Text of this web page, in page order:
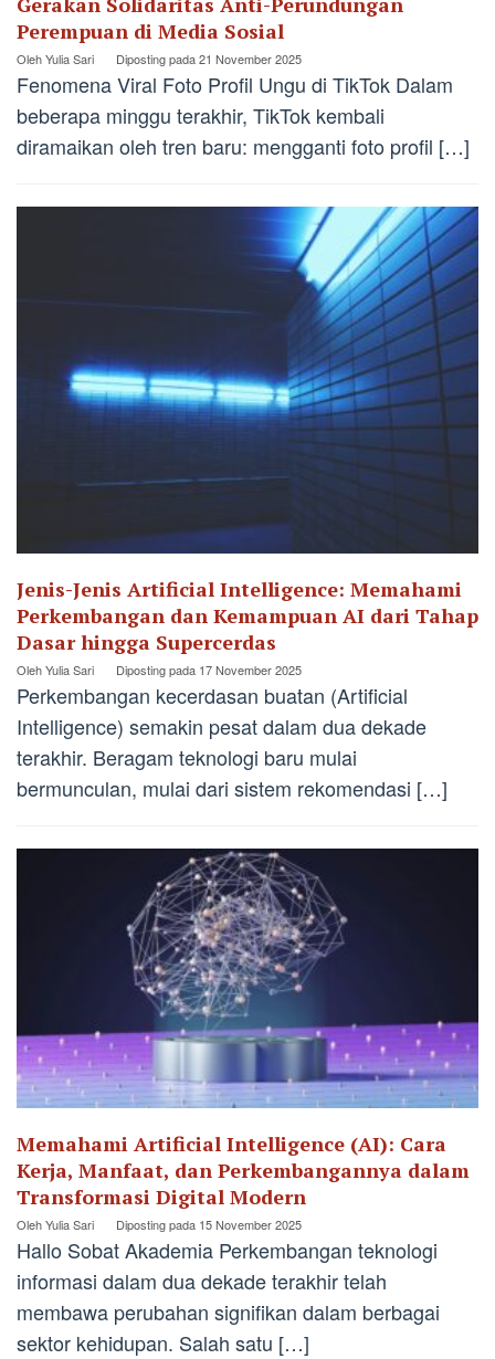
Perempuan di Media Sosial
OlehYulia Sari Diposting pada21 November 2025
Fenomena Viral Foto Profil Ungu di TikTok Dalam
beberapa minggu terakhir, TikTok kembali
diramaikan oleh tren baru: mengganti foto profil […]
Jenis-Jenis Artificial Intelligence: Memahami
Perkembangan dan Kemampuan AI dari Tahap
Dasar hingga Supercerdas
OlehYulia Sari Diposting pada 17 November 2025
Perkembangan kecerdasan buatan (Artificial
Intelligence) semakin pesat dalam dua dekade
terakhir. Beragam teknologi baru mulai
bermunculan, mulai dari sistem rekomendasi […]
Memahami Artificial Intelligence (AI): Cara
Kerja, Manfaat, dan Perkembangannya dalam
Transformasi Digital Modern
OlehYulia Sari Diposting pada 15 November 2025
Hallo Sobat Akademia Perkembangan teknologi
informasi dalam dua dekade terakhir telah
membawa perubahan signifikan dalam berbagai
sektor kehidupan. Salah satu […]